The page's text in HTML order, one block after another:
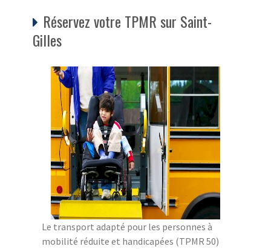
Réservez votre TPMR sur Saint-
Gilles
Le transport adapté pour les personnes à
mobilité réduite et handicapées (TPMR 50)